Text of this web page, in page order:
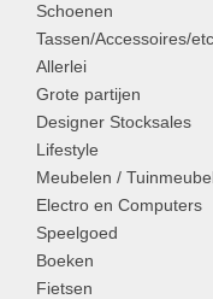
Schoenen
Tassen/Accessoires/etc
Allerlei
Grote partijen
Designer Stocksales
Lifestyle
Meubelen /
Electro en Computers
Speelgoed
Boeken
Fietsen